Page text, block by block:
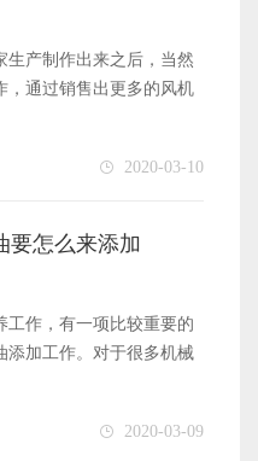
制作出来的风机设备拥
的质量性能好了之后，才
利的地位，让更多的用
家不仅需要做好风机产
较不错的质量和性能，还
一品牌的风机产品有了
起来了。 以上便是上
来，作为厂家需要做好
产制作出来之后，当然
，通过销售出更多的风机
而保障风机的生产厂家能
机的生产出售厂家也就
备的销量与哪些因素有关
式冷凝器风机的销量首
的质量和性能，那么在
错的销量和受欢迎程度
自己购买的风机设备是拥
量当然还与厂家为产品
拥有的品牌形象越好，那
2020-03-10
要怎么来添加
作，有一项比较重要的
添加工作。对于很多机械
，确保设备的工作状态比
是，想要做好风机设备
注意事项需要员工提前了
2020-03-09